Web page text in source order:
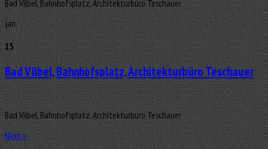
Bad Vilbel, Bahnhofsplatz, Architekturbüro Teschauer
jan
15
Bad Vilbel, Bahnhofsplatz, Architekturbüro Teschauer
Bad Vilbel, Bahnhofsplatz, Architekturbüro Teschauer
Next»